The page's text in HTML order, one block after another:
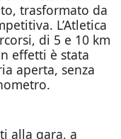
trasformato da
L’Atletica
di 5 e 10 km
effetti è stata
aperta, senza
alla gara, a